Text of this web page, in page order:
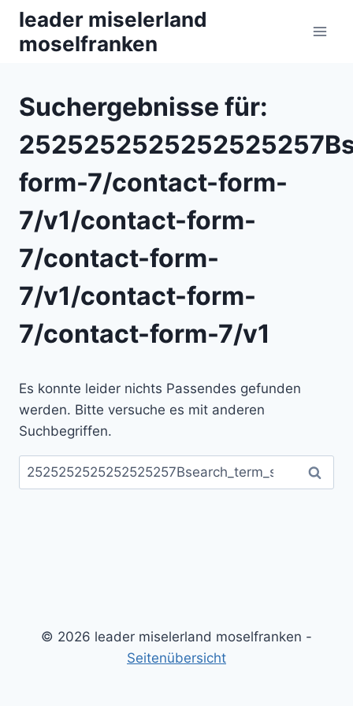
Zum
Inhalt
springen
leader miselerland
moselfranken
Suchergebnisse für:
form-7/contact-form-
7/v1/contact-form-
7/contact-form-
7/v1/contact-form-
7/contact-form-7/v1
Es konnte leider nichts Passendes gefunden
werden. Bitte versuche es mit anderen
Suchbegriffen.
Suchen
nach:
© 2026 leader miselerland moselfranken -
Seitenübersicht